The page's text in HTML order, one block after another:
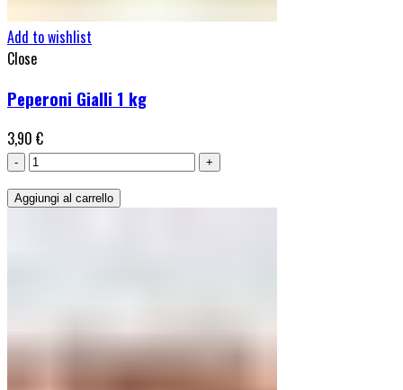
Add to wishlist
Close
Peperoni Gialli 1 kg
3,90 €
Peperoni
1
Aggiungi al carrello